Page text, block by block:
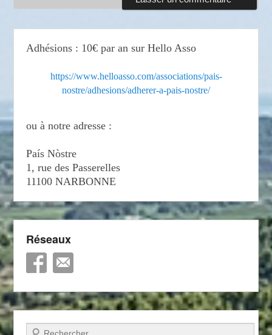
Adhésions : 10€ par an sur Hello Asso
https://www.helloasso.com/associations/pais-
nostre/adhesions/adherer-a-pais-nostre/
ou à notre adresse :
País Nòstre
1, rue des Passerelles
11100 NARBONNE
Réseaux
Recherche